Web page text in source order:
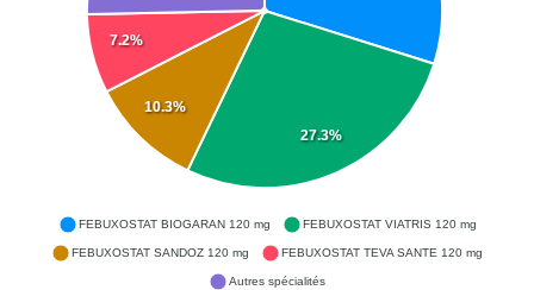
27.3%
10.3%
7.2%
FEBUXOSTAT BIOGARAN 120 mg FEBUXOSTAT VIATRIS 120 mg
FEBUXOSTAT SANDOZ 120 mg FEBUXOSTAT TEVA SANTE 120 mg
Autres spécialités